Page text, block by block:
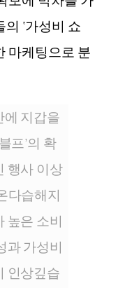
‘가성비 쇼
마케팅으로 분
에 지갑을
프’의 확
행사 이상
다습해지
높은 소비
과 가성비
인상깊습